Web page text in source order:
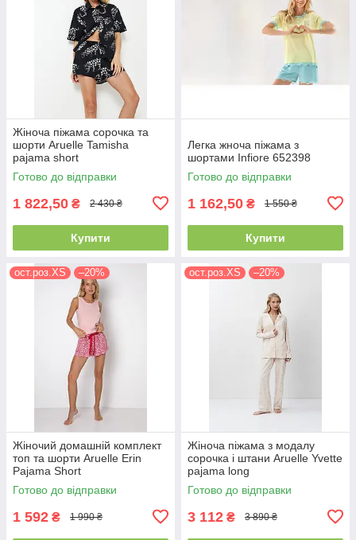
Жіноча піжама сорочка та
шорти Aruelle Tamisha
pajama short
Готово до відправки
1 822,50 ₴ 2 430 ₴
Купити
Легка жноча піжама з
шортами Infiore 652398
Готово до відправки
1 162,50 ₴ 1 550 ₴
Купити
ост.роз.XS –20%
Жіночий домашній комплект
топ та шорти Aruelle Erin
Pajama Short
Готово до відправки
1 592 ₴ 1 990 ₴
ост.роз.XS –20%
Жіноча піжама з модалу
сорочка і штани Aruelle Yvette
pajama long
Готово до відправки
3 112 ₴ 3 890 ₴